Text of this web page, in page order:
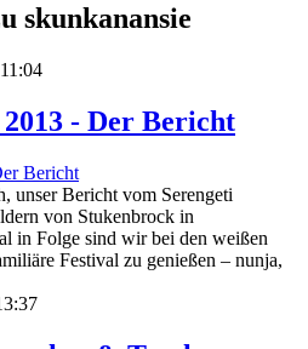
skunkanansie
- Der Bericht
unser Bericht vom Serengeti
von Stukenbrock in
in Folge sind wir bei den weißen
Festival zu genießen – nunja,